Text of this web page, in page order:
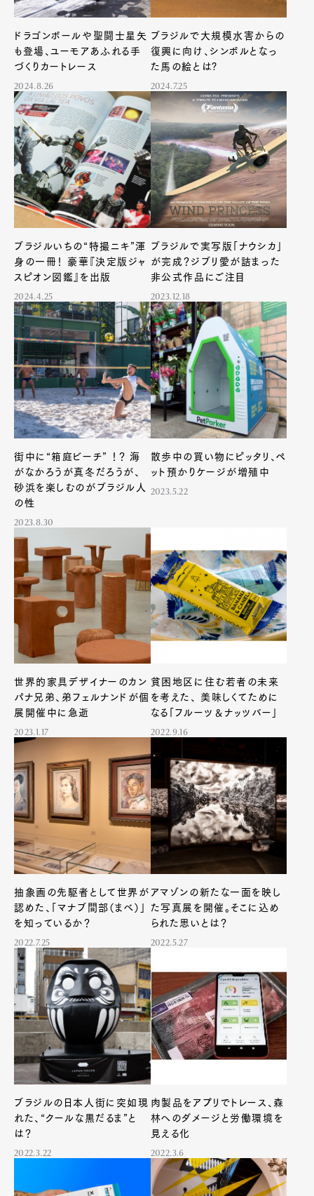
ドラゴンボールや聖闘士星矢
も登場、ユーモアあふれる手
づくりカートレース
2024.8.26
ブラジルで大規模水害からの
復興に向け、シンボルとなっ
た馬の絵とは?
2024.7.25
ブラジルいちの“特撮ニキ”渾
身の一冊！ 豪華『決定版ジャ
スピオン図鑑』を出版
2024.4.25
ブラジルで実写版「ナウシカ」
が完成？ジブリ愛が詰まった
非公式作品にご注目
2023.12.18
街中に“箱庭ビーチ” ！？ 海
がなかろうが真冬だろうが、
砂浜を楽しむのがブラジル人
の性
2023.8.30
散歩中の買い物にピッタリ、ペ
ット預かりケージが増殖中
2023.5.22
世界的家具デザイナーのカン
パナ兄弟、弟フェルナンドが個
展開催中に急逝
2023.1.17
貧困地区に住む若者の未来
を考えた、 美味しくてために
なる「フルーツ＆ナッツバー」
2022.9.16
抽象画の先駆者として世界が
認めた、「マナブ間部（まべ）」
を知っているか？
2022.7.25
アマゾンの新たな一面を映し
た写真展を開催。そこに込め
られた思いとは？
2022.5.27
ブラジルの日本人街に突如現
れた、“クールな黒だるま”と
は？
2022.3.22
肉製品をアプリでトレース、森
林へのダメージと労働環境を
見える化
2022.3.6